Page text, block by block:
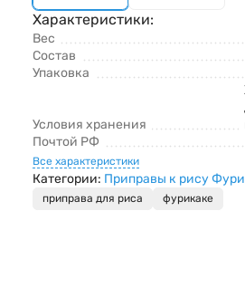
Характеристики:
Вес
Состав
Упаковка
Условия хранения
Почтой РФ
Все характеристики
Категории: Приправы к рису
приправа для риса фурикаке